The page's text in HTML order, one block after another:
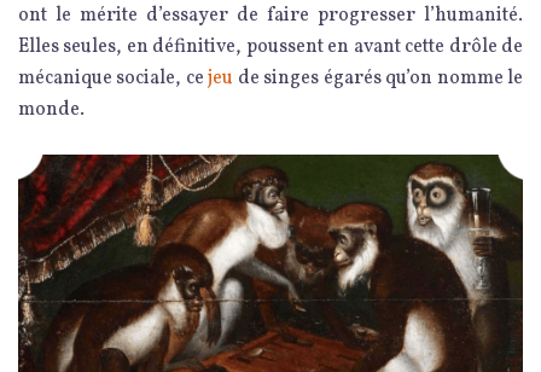
ont le mérite d’essayer de faire progresser l’humanité.
Elles seules, en définitive, poussent en avant cette drôle de
mécanique sociale, cejeu de singes égarés qu’on nomme le
monde.